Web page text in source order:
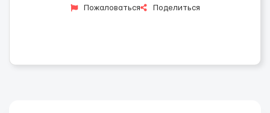
Пожаловаться
Поделиться